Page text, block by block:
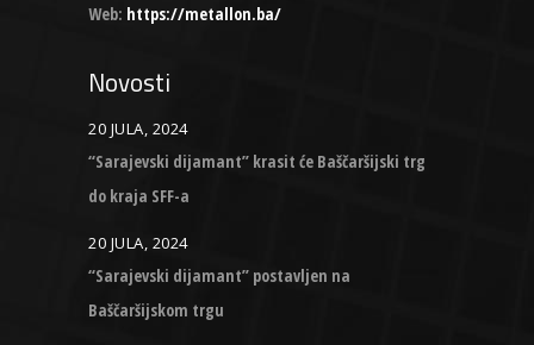
Web: https://metallon.ba/
Novosti
20 JULA, 2024
“Sarajevski dijamant” krasit će Baščaršijski trg
do kraja SFF-a
20 JULA, 2024
“Sarajevski dijamant” postavljen na
Baščaršijskom trgu